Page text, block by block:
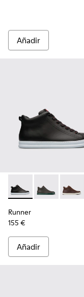
Añadir
Runner - K300347-
Runner -
Runner
155 €
Añadir